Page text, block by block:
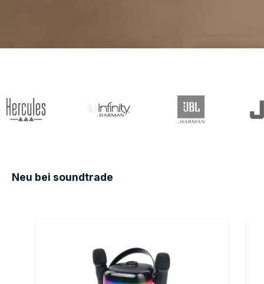
Neu bei soundtrade